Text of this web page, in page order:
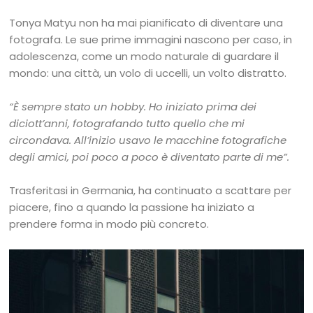
Tonya Matyu non ha mai pianificato di diventare una
fotografa. Le sue prime immagini nascono per caso, in
adolescenza, come un modo naturale di guardare il
mondo: una città, un volo di uccelli, un volto distratto.
“È sempre stato un hobby. Ho iniziato prima dei
diciott’anni, fotografando tutto quello che mi
circondava. All’inizio usavo le macchine fotografiche
degli amici, poi poco a poco è diventato parte di me”.
Trasferitasi in Germania, ha continuato a scattare per
piacere, fino a quando la passione ha iniziato a
prendere forma in modo più concreto.